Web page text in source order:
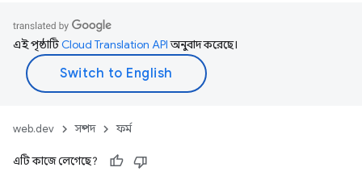
এই পৃষ্ঠাটিCloud Translation APIঅনুবাদ করেছে।
web.dev সম্পদ ফর্ম
এটি কাজে লেগেছে?